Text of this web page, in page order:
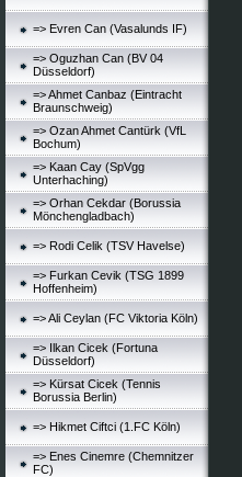
=> Evren Can (Vasalunds IF)
=> Oguzhan Can (BV 04
Düsseldorf)
=> Ahmet Canbaz (Eintracht
Braunschweig)
=> Ozan Ahmet Cantürk (VfL
Bochum)
=> Kaan Cay (SpVgg
Unterhaching)
=> Orhan Cekdar (Borussia
Mönchengladbach)
=> Rodi Celik (TSV Havelse)
=> Furkan Cevik (TSG 1899
Hoffenheim)
=> Ali Ceylan (FC Viktoria Köln)
=> Ilkan Cicek (Fortuna
Düsseldorf)
=> Kürsat Cicek (Tennis
Borussia Berlin)
=> Hikmet Ciftci (1.FC Köln)
=> Enes Cinemre (Chemnitzer
FC)